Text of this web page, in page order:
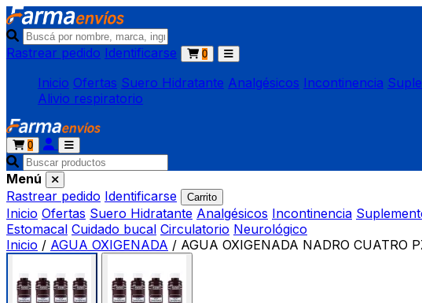
Rastrear pedido Identificarse 0
Inicio Ofertas Suero Hidratante Analgésicos Incontinencia
Alivio respiratorio
0
Menú
Rastrear pedido Identificarse Carrito
Inicio Ofertas Suero Hidratante Analgésicos Incontinencia
Estomacal Cuidado bucal Circulatorio Neurológico
Inicio / AGUA OXIGENADA / AGUA OXIGENADA NADRO CUATRO